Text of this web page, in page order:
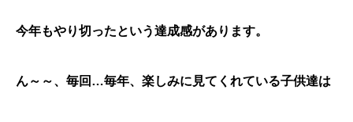
今年もやり切ったという達成感があります。
ん～～、毎回…毎年、楽しみに見てくれている子供達は